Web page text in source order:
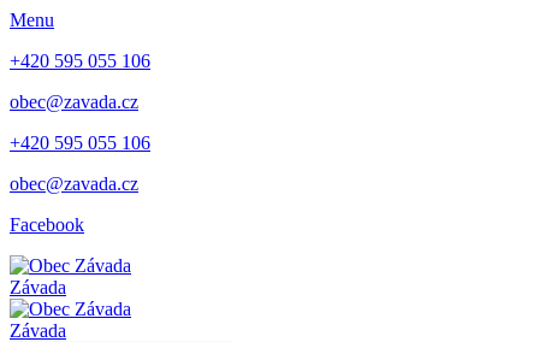
Menu
+420 595 055 106
obec@zavada.cz
+420 595 055 106
obec@zavada.cz
Facebook
Závada
Závada